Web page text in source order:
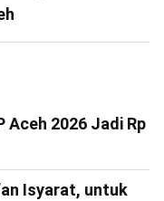
Aceh 2026 Jadi Rp
Isyarat, untuk